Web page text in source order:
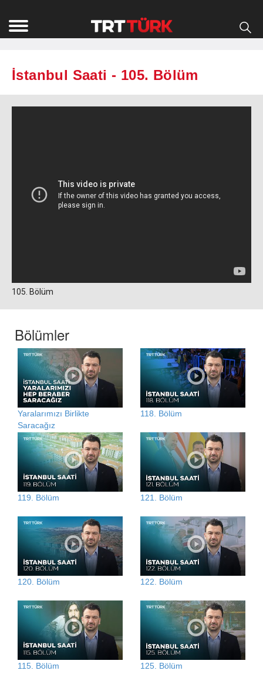
İstanbul Saati - 105. Bölüm
105. Bölüm
Bölümler
Yaralarımızı Birlikte
Saracağız
118. Bölüm
119. Bölüm 121. Bölüm
120. Bölüm 122. Bölüm
115. Bölüm 125. Bölüm